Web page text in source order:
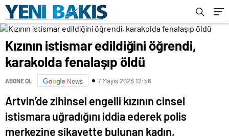
Kızının istismar edildiğini öğrendi,
karakolda fenalaşıp öldü
ABONE OL News 7 Mayıs 2026 12:56
Artvin’de zihinsel engelli kızının cinsel
istismara uğradığını iddia ederek polis
merkezine şikayette bulunan kadın,